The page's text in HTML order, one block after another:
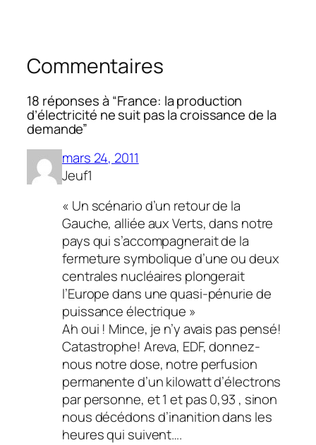
Commentaires
18 réponses à “France: la production
d’électricité ne suit pas la croissance de la
demande”
mars 24, 2011
Jeuf1
« Un scénario d’un retour de la
Gauche, alliée aux Verts, dans notre
pays qui s’accompagnerait de la
fermeture symbolique d’une ou deux
centrales nucléaires plongerait
l’Europe dans une quasi-pénurie de
puissance électrique »
Ah oui ! Mince, je n’y avais pas pensé!
Catastrophe! Areva, EDF, donnez-
nous notre dose, notre perfusion
permanente d’un kilowatt d’électrons
par personne, et 1 et pas 0,93 , sinon
nous décédons d’inanition dans les
heures qui suivent….